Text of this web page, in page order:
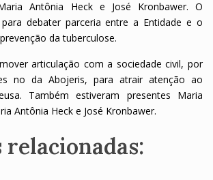
Antônia Heck e José Kronbawer. O
debater parceria entre a Entidade e o
da tuberculose.
articulação com a sociedade civil, por
no da Abojeris, para atrair atenção ao
Também estiveram presentes Maria
Antônia Heck e José Kronbawer.